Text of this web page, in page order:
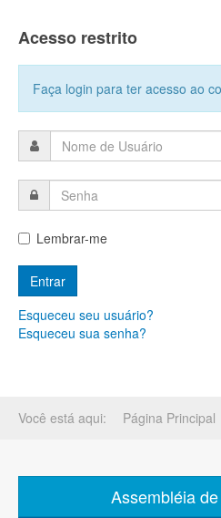
Acesso restrito
Faça login para ter acesso ao
Lembrar-me
Esqueceu seu usuário?
Esqueceu sua senha?
Você está aqui: Página Principal
Assembléia